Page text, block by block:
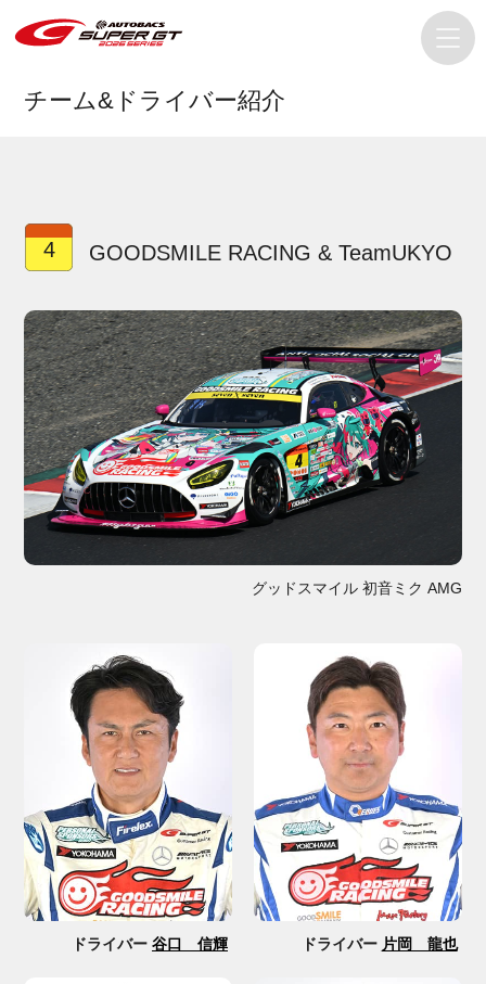
チーム&ドライバー紹介
4 GOODSMILE RACING & TeamUKYO
グッドスマイル 初音ミク AMG
ドライバー 谷口 信輝 ドライバー 片岡 龍也